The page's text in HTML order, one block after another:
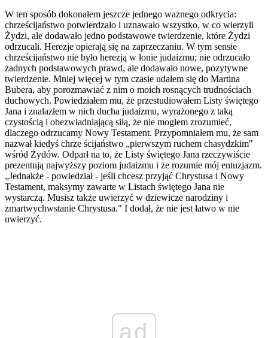
W ten sposób dokonałem jeszcze jednego ważnego odkrycia:
chrześcijaństwo potwierdzało i uznawało wszystko, w co wierzyli
Żydzi, ale dodawało jedno podstawowe twierdzenie, które Żydzi
odrzucali. Herezje opierają się na zaprzeczaniu. W tym sensie
chrześcijaństwo nie było herezją w łonie judaizmu; nie odrzucało
żadnych podstawowych prawd, ale dodawało nowe, pozytywne
twierdzenie. Mniej więcej w tym czasie udałem się do Martina
Bubera, aby porozmawiać z nim o moich rosnących trudnościach
duchowych. Powiedziałem mu, że przestudiowałem Listy świętego
Jana i znalazłem w nich ducha judaizmu, wyrażonego z taką
czystością i obezwładniającą siłą, że nie mogłem zrozumieć,
dlaczego odrzucamy Nowy Testament. Przypomniałem mu, że sam
nazwał kiedyś chrze­ ścijaństwo „pierwszym ruchem chasydzkim"
wśród Żydów. Odparł na to, że Listy świętego Jana rzeczywiście
prezentują najwyższy poziom judaizmu i że rozumie mój entuzjazm.
„Jednakże - powiedział - jeśli chcesz przyjąć Chrystusa i Nowy
Testament, maksymy zawarte w Listach świętego Jana nie
wystarczą. Musisz także uwierzyć w dziewicze narodziny i
zmartwychwstanie Chrystusa." I dodał, że nie jest łatwo w nie
uwierzyć.
ad